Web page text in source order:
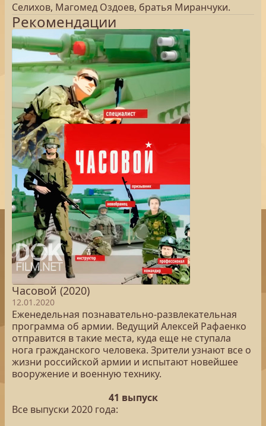
Селихов, Магомед Оздоев, братья Миранчуки.
Рекомендации
Часовой (2020)
12.01.2020
Еженедельная познавательно-развлекательная
программа об армии. Ведущий Алексей Рафаенко
отправится в такие места, куда еще не ступала
нога гражданского человека. Зрители узнают все о
жизни российской армии и испытают новейшее
вооружение и военную технику.
41 выпуск
Все выпуски 2020 года: